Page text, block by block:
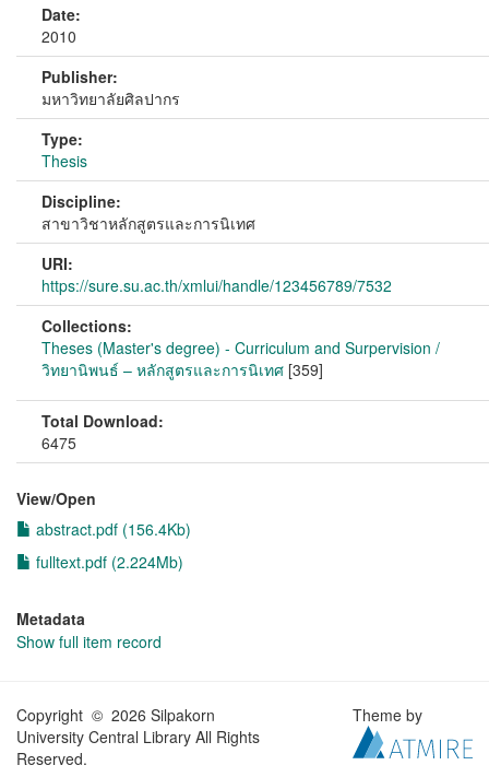
Date:
2010
Publisher:
มหาวิทยาลัยศิลปากร
Type:
Thesis
Discipline:
สาขาวิชาหลักสูตรและการนิเทศ
URI:
https://sure.su.ac.th/xmlui/handle/123456789/7532
Collections:
Theses (Master's degree) - Curriculum and Surpervision /
วิทยานิพนธ์ – หลักสูตรและการนิเทศ [359]
Total Download:
6475
View/Open
abstract.pdf (156.4Kb)
fulltext.pdf (2.224Mb)
Metadata
Show full item record
Copyright © 2026 Silpakorn
University Central Library All Rights
Reserved.
Theme by